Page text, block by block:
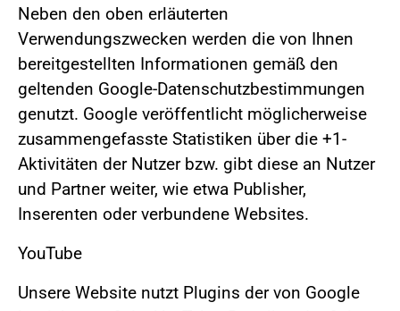
Neben den oben erläuterten
Verwendungszwecken werden die von Ihnen
bereitgestellten Informationen gemäß den
geltenden Google-Datenschutzbestimmungen
genutzt. Google veröffentlicht möglicherweise
zusammengefasste Statistiken über die +1-
Aktivitäten der Nutzer bzw. gibt diese an Nutzer
und Partner weiter, wie etwa Publisher,
Inserenten oder verbundene Websites.
YouTube
Unsere Website nutzt Plugins der von Google